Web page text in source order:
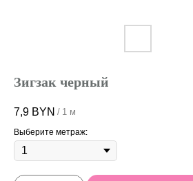
Зигзак черный
7,9 BYN / 1 м
Выберите метраж: